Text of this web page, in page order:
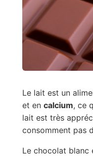
Le lait est un
et en calcium, ce
lait est très
consomment pas
Le chocolat blanc